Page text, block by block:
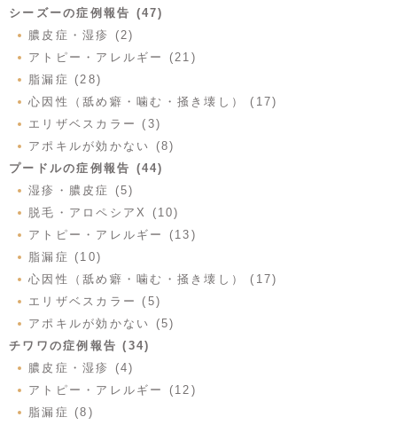
シーズーの症例報告 (47)
膿皮症・湿疹 (2)
アトピー・アレルギー (21)
脂漏症 (28)
心因性（舐め癖・噛む・掻き壊し） (17)
エリザベスカラー (3)
アポキルが効かない (8)
プードルの症例報告 (44)
湿疹・膿皮症 (5)
脱毛・アロペシアX (10)
アトピー・アレルギー (13)
脂漏症 (10)
心因性（舐め癖・噛む・掻き壊し） (17)
エリザベスカラー (5)
アポキルが効かない (5)
チワワの症例報告 (34)
膿皮症・湿疹 (4)
アトピー・アレルギー (12)
脂漏症 (8)